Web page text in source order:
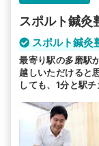
スポルト鍼灸
スポルト鍼灸
最寄り駅の多磨駅
越しいただけると
しても、1分と駅